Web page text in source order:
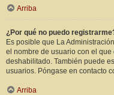
Arriba
¿Por qué no puedo
Es posible que La
el nombre de usuario con el
deshabilitado. También puede
usuarios. Póngase en contacto
Arriba